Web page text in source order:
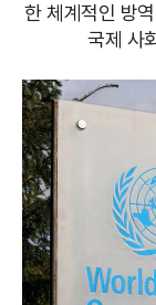
한 체계적인 방
국제 사